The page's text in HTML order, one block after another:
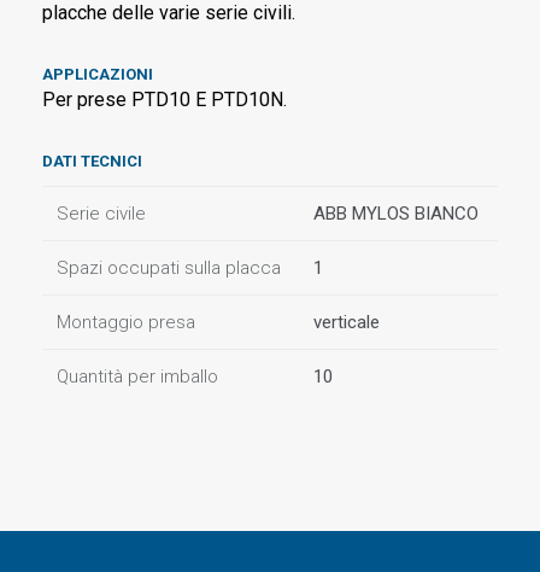
placche delle varie serie civili.
APPLICAZIONI
Per prese PTD10 E PTD10N.
DATI TECNICI
Serie civile ABB MYLOS BIANCO
Spazi occupati sulla placca 1
Montaggio presa verticale
Quantità per imballo 10